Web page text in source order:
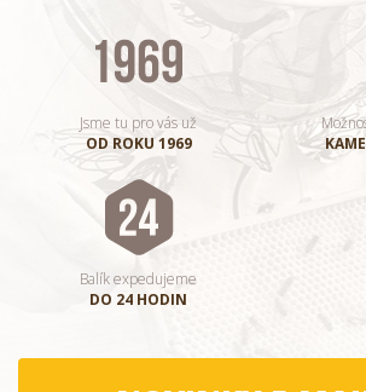
Jsme tu pro vás už
OD ROKU 1969
Balík expedujeme
DO 24 HODIN